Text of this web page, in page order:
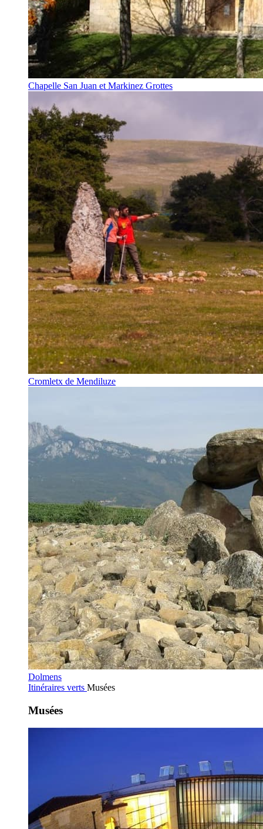
Chapelle San Juan et Markinez Grottes
Cromletx de Mendiluze
Dolmens
Itinéraires verts Musées
Musées